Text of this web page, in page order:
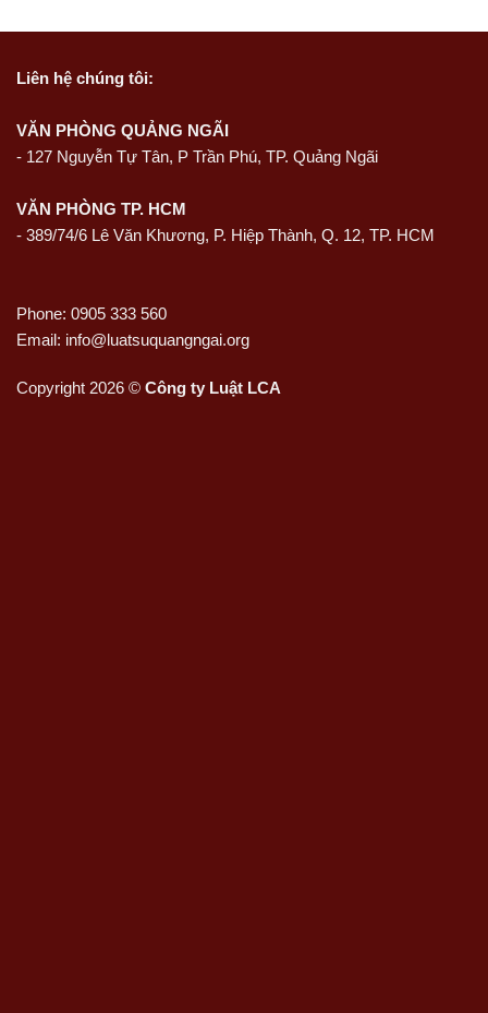
Liên hệ chúng tôi:
VĂN PHÒNG QUẢNG NGÃI
- 127 Nguyễn Tự Tân, P Trần Phú, TP. Quảng Ngãi
VĂN PHÒNG TP. HCM
- 389/74/6 Lê Văn Khương, P. Hiệp Thành, Q. 12, TP. HCM
Phone: 0905 333 560
Email: info@luatsuquangngai.org
Copyright 2026 © Công ty Luật LCA